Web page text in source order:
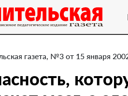
газета, №3 от 15 января